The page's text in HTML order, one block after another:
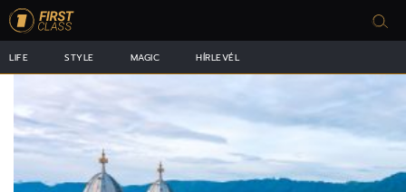
LIFE STYLE MAGIC HÍRLEVÉL